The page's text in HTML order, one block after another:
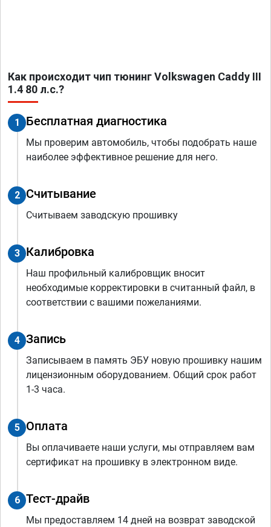
Как происходит чип тюнинг Volkswagen Caddy III
1.4 80 л.с.?
1 Бесплатная диагностика
Мы проверим автомобиль, чтобы подобрать наше
наиболее эффективное решение для него.
2 Считывание
Считываем заводскую прошивку
3 Калибровка
Наш профильный калибровщик вносит
необходимые корректировки в считанный файл, в
соответствии с вашими пожеланиями.
4 Запись
Записываем в память ЭБУ новую прошивку нашим
лицензионным оборудованием. Общий срок работ
1-3 часа.
5 Оплата
Вы оплачиваете наши услуги, мы отправляем вам
сертификат на прошивку в электронном виде.
6 Тест-драйв
Мы предоставляем 14 дней на возврат заводской